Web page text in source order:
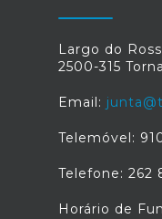
Largo do
2500-315
Email:
Telemóvel:
Telefone: 262
Horário de